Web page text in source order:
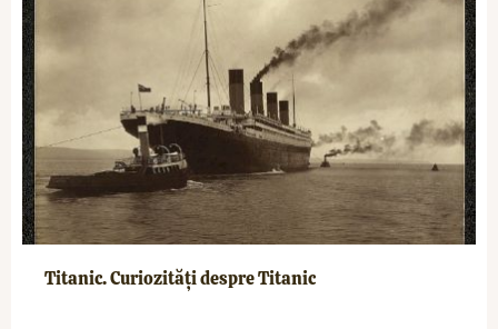
Titanic. Curiozități despre Titanic